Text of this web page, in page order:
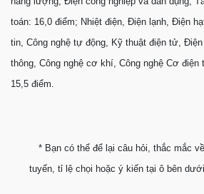
toán: 16,0 điểm; Nhiệt điện, Điện lạnh, Điện
tin, Công nghệ tự động, Kỹ thuật điện tử,
thông, Công nghệ cơ khí, Công nghệ Cơ điện
15,5 điểm.
* Bạn có thể để lại câu hỏi, thắc mắc
tuyển, tỉ lệ chọi hoặc ý kiến tại ô bên